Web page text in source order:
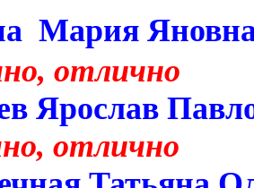
Мария
отлично
отлично